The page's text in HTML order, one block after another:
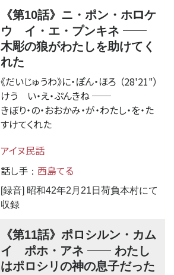
《第10話》ニ・ポン・ホロケ
ウ イ・エ・プンキネ ──
木彫の狼がわたしを助けてく
れた
（28'21"）
《だいじゅうわ》に・ぽん・ほろ
けう い・え・ぷんきね──
きぼり・の・おおかみ・が・わたし・を・た
すけてくれた
アイヌ民話
話し手 ： 西島てる
[録音] 昭和42年2月21日荷負本村にて
収録
《第11話》ポロシルン・カム
イ ポホ・アネ ── わたし
はポロシリの神の息子だった